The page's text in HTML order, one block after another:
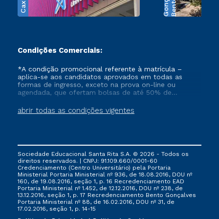
B
e
n
t
o
G
o
n
ç
a
l
v
e
Condições Comerciais:
abrir todas as condições vigentes
*A condição promocional referente à matrícula –
aplica-se aos candidatos aprovados em todas as
formas de ingresso, exceto na prova on-line ou
agendada, que ofertam bolsas de até 50% de
que ainda não tenham efetivado e/ou não tenham
cancelado ou trancado sua matrícula em uma das
FIES, Prouni e outros programas governamentais, e
não se acumula com nenhuma outra campanha
ofertada pela Instituição.
Sociedade Educacional Santa Rita S.A. © 2026 - Todos os
direitos reservados. | CNPJ: 91.109.660/0001-60
Credenciamento (Centro Universitário) pela Portaria
Ministerial Portaria Ministerial nº 936, de 18.08.2016, DOU nº
160, de 19.08.2016, seção 1, p. 16 Recredenciamento EAD
Portaria Ministerial nº 1.452, de 12.12.2016, DOU nº 238, de
13.12.2016, seção 1, p. 17 Recredenciamento Bento Gonçalves
Portaria Ministerial nº 88, de 16.02.2016, DOU nº 31, de
17.02.2016, seção 1, p. 14-15